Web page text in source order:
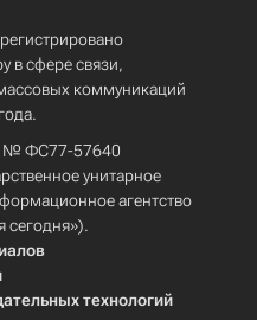
в сфере связи,
коммуникаций
№ ФС77-57640
унитарное
агентство
технологий